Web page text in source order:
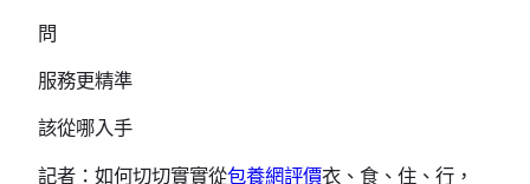
問
服務更精準
該從哪入手
記者：如何切切實實從包養網評價衣、食、住、行，